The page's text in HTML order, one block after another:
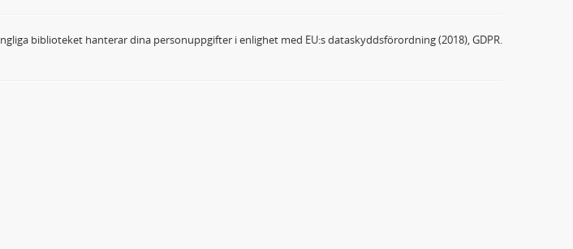
biblioteket hanterar dina personuppgifter i enlighet med EU:s dataskyddsförordning (2018), GDPR.